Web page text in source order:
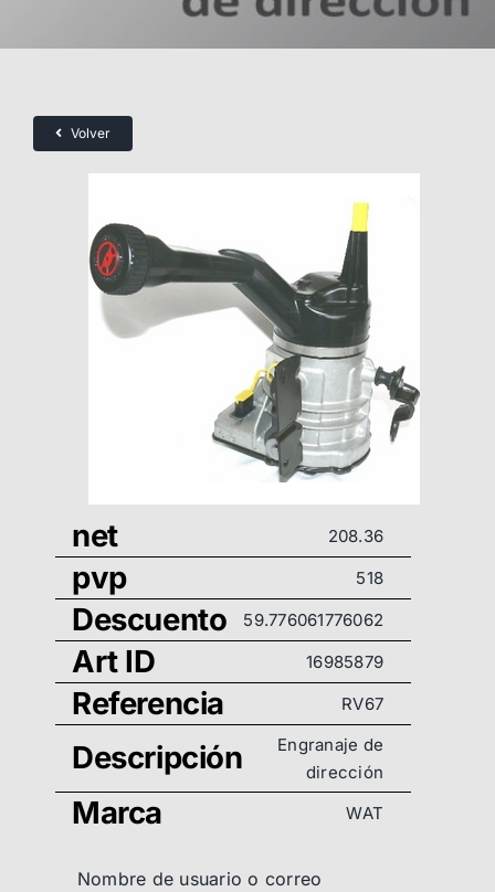
Volver
net 208.36
pvp 518
Descuento 59.776061776062
Art ID 16985879
Referencia RV67
Descripción
Engranaje de
dirección
Marca WAT
Nombre de usuario o correo